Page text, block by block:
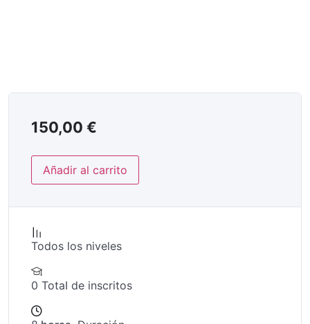
150,00 €
Añadir al carrito
Todos los niveles
0 TotaI de inscritos